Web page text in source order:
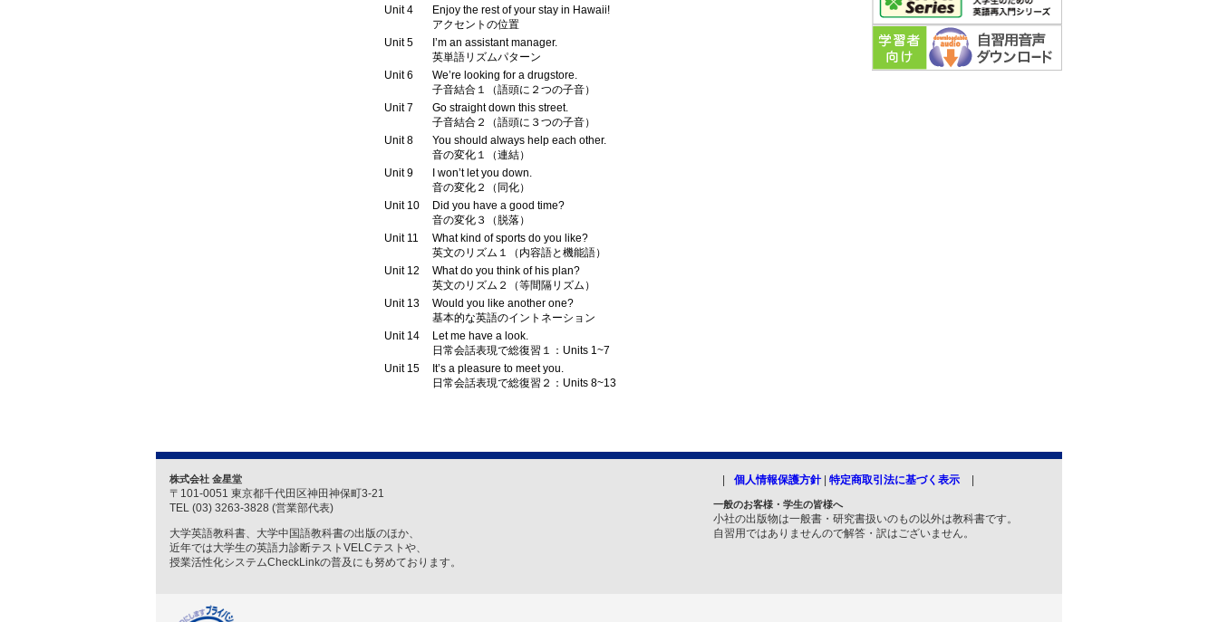
Unit 4
Enjoy the rest of your stay in Hawaii!
アクセントの位置
Unit 5
I’m an assistant manager.
英単語リズムパターン
Unit 6
We’re looking for a drugstore.
子音結合１（語頭に２つの子音）
Unit 7
Go straight down this street.
子音結合２（語頭に３つの子音）
Unit 8
You should always help each other.
音の変化１（連結）
Unit 9
I won’t let you down.
音の変化２（同化）
Unit 10
Did you have a good time?
音の変化３（脱落）
Unit 11
What kind of sports do you like?
英文のリズム１（内容語と機能語）
Unit 12
What do you think of his plan?
英文のリズム２（等間隔リズム）
Unit 13
Would you like another one?
基本的な英語のイントネーション
Unit 14
Let me have a look.
日常会話表現で総復習１：Units 1~7
Unit 15
It’s a pleasure to meet you.
日常会話表現で総復習２：Units 8~13
個人情報保護方針| 特定商取引法に基づく表示
一般のお客様・学生の皆様へ
小社の出版物は一般書・研究書扱いのもの以外は教科書です。
自習用ではありませんので解答・訳はございません。
株式会社 金星堂
〒101-0051 東京都千代田区神田神保町3-21
TEL (03) 3263-3828 (営業部代表)
大学英語教科書、大学中国語教科書の出版のほか、
近年では大学生の英語力診断テストVELCテストや、
授業活性化システムCheckLinkの普及にも努めております。